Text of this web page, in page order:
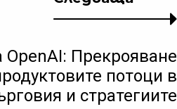
Прекрояване
потоци в
и стратегиите